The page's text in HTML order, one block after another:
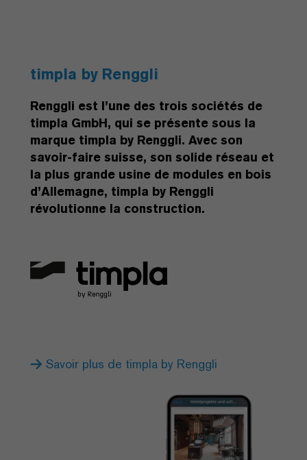
timpla by Renggli
Renggli est l’une des trois sociétés de
timpla GmbH, qui se présente sous la
marque timpla by Renggli. Avec son
savoir-faire suisse, son solide réseau et
la plus grande usine de modules en bois
d’Allemagne, timpla by Renggli
révolutionne la construction.
Savoir plus de timpla by Renggli